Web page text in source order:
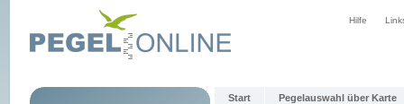
Hilfe
Start Pegelauswahl über Karte